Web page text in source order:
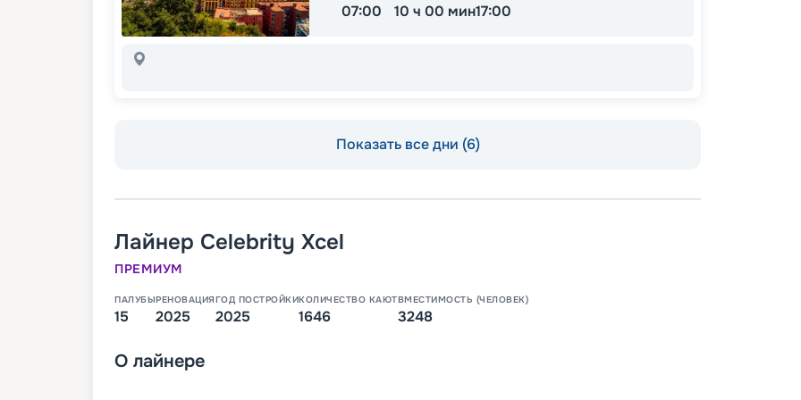
07:00 10 ч 00 мин17:00
Показать все дни (6)
Лайнер Celebrity Xcel
ПРЕМИУМ
ПАЛУБЫ
15
РЕНОВАЦИЯ
2025
ГОД ПОСТРОЙКИ
2025
КОЛИЧЕСТВО КАЮТ
1646
ВМЕСТИМОСТЬ (ЧЕЛОВЕК)
3248
О лайнере